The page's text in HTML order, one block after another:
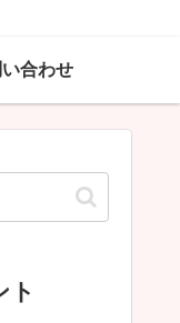
合わせ
ト